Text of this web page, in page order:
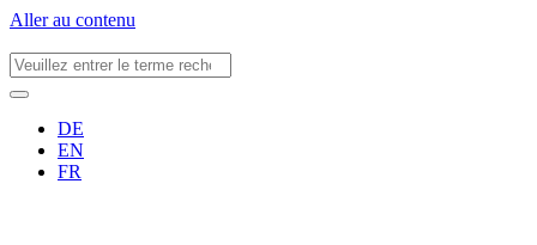
Aller au contenu
DE
EN
FR